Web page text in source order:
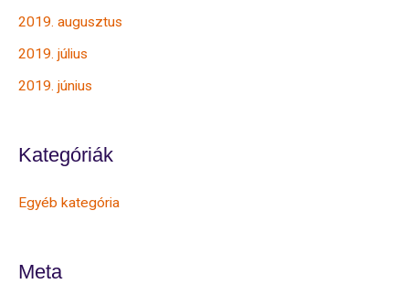
2019. augusztus
2019. július
2019. június
Kategóriák
Egyéb kategória
Meta